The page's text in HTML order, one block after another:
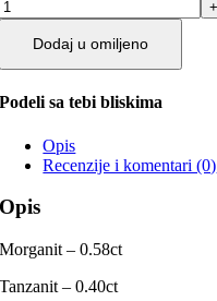
Dodaj u omiljeno
Podeli sa tebi bliskima
Opis
Recenzije i komentari (0)
Opis
Morganit – 0.58ct
Tanzanit – 0.40ct